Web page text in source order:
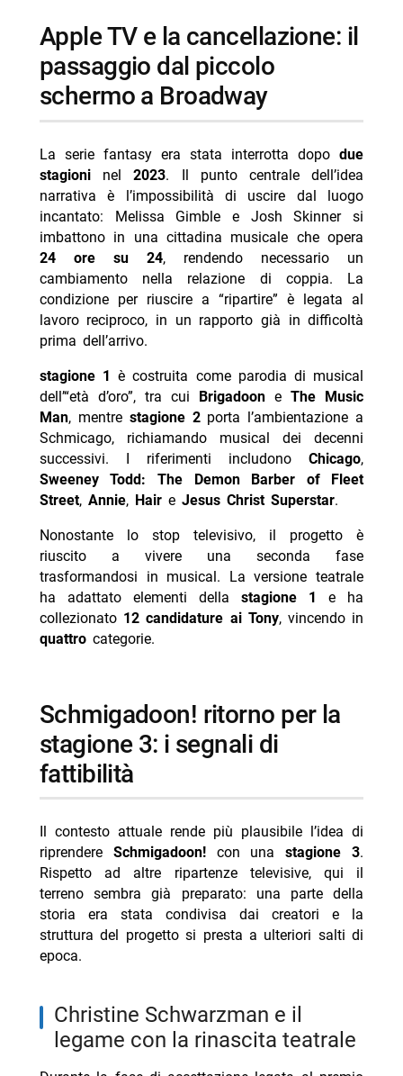
Apple TV e la cancellazione: il
passaggio dal piccolo
schermo a Broadway
La serie fantasy era stata interrotta dopodue
stagioninel2023. Il punto centrale dell’idea
narrativa è l’impossibilità di uscire dal luogo
incantato: Melissa Gimble e Josh Skinner si
imbattono in una cittadina musicale che opera
24 ore su 24, rendendo necessario un
cambiamento nella relazione di coppia. La
condizione per riuscire a “ripartire” è legata al
lavoro reciproco, in un rapporto già in difficoltà
prima dell’arrivo.
stagione 1 è costruita come parodia di musical
dell’“età d’oro”, tra cui Brigadoon eThe Music
Man, mentre stagione 2porta l’ambientazione a
Schmicago, richiamando musical dei decenni
successivi. I riferimenti includonoChicago,
Sweeney Todd: The Demon Barber of Fleet
Street, Annie, Haire Jesus Christ Superstar.
Nonostante lo stop televisivo, il progetto è
riuscito a vivere una seconda fase
trasformandosi in musical. La versione teatrale
ha adattato elementi dellastagione 1
e ha
collezionato 12 candidature ai Tony, vincendo in
quattrocategorie.
Schmigadoon! ritorno per la
stagione 3: i segnali di
fattibilità
Il contesto attuale rende più plausibile l’idea di
riprendere Schmigadoon!con unastagione 3.
Rispetto ad altre ripartenze televisive, qui il
terreno sembra già preparato: una parte della
storia era stata condivisa dai creatori e la
struttura del progetto si presta a ulteriori salti di
epoca.
Christine Schwarzman e il
legame con la rinascita teatrale